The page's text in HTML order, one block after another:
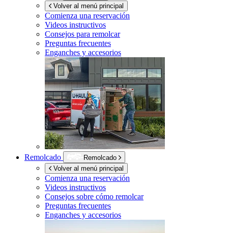
Volver al menú principal
Comienza una reservación
Videos instructivos
Consejos para remolcar
Preguntas frecuentes
Enganches y accesorios
Remolcado
Remolcado
Volver al menú principal
Comienza una reservación
Videos instructivos
Consejos sobre cómo remolcar
Preguntas frecuentes
Enganches y accesorios